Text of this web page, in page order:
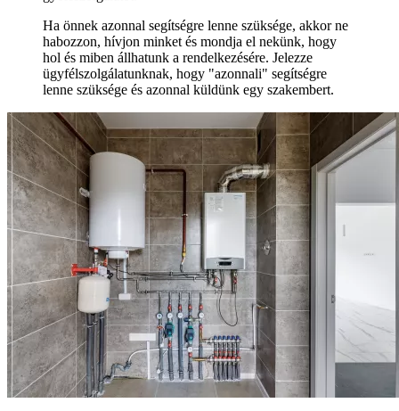
Ha önnek azonnal segítségre lenne szüksége, akkor ne
habozzon, hívjon minket és mondja el nekünk, hogy
hol és miben állhatunk a rendelkezésére. Jelezze
ügyfélszolgálatunknak, hogy "azonnali" segítségre
lenne szüksége és azonnal küldünk egy szakembert.